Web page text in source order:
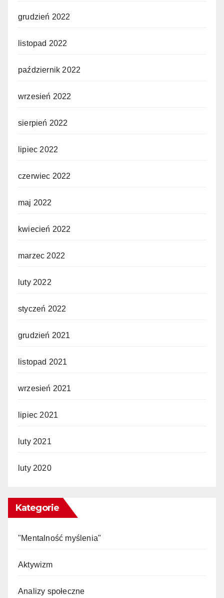
grudzień 2022
listopad 2022
październik 2022
wrzesień 2022
sierpień 2022
lipiec 2022
czerwiec 2022
maj 2022
kwiecień 2022
marzec 2022
luty 2022
styczeń 2022
grudzień 2021
listopad 2021
wrzesień 2021
lipiec 2021
luty 2021
luty 2020
Kategorie
"Mentalność myślenia"
Aktywizm
Analizy społeczne